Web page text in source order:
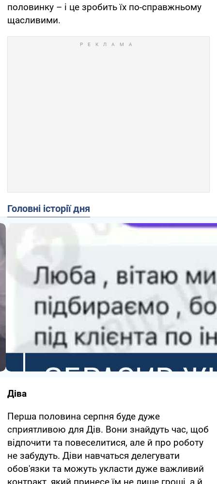
половинку – і це зробить їх по-справжньому
щасливими.
Головні історії дня
Діва
Перша половина серпня буде дуже
сприятливою для Дів. Вони знайдуть час, щоб
відпочити та повеселитися, але й про роботу
не забудуть. Діви навчаться делегувати
обов'язки та можуть укласти дуже важливий
контракт, який принесе їм не лише гроші, а й